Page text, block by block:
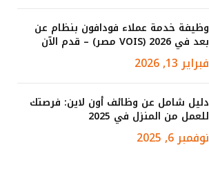
وظيفة خدمة عملاء فودافون بنظام عن
بعد في 2026 (VOIS مصر) – قدم الآن
فبراير 13, 2026
دليل شامل عن وظائف أون لاين: فرصتك
للعمل من المنزل في 2025
نوفمبر 6, 2025